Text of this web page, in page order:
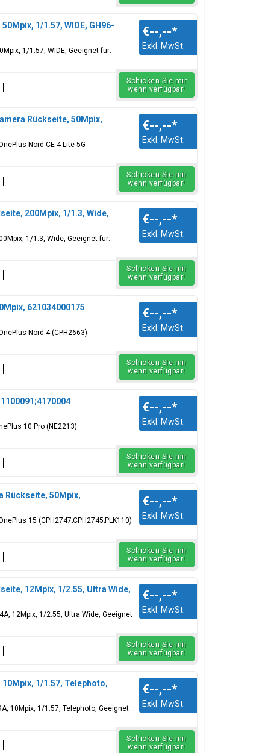
1/1.57, WIDE, GH96-
1/1.57, WIDE, Geeignet für:
€--,--*
Exkl. MwSt.
Schicken Sie mir
wenn verfügbar!
Rückseite, 50Mpix,
Nord CE 4 Lite 5G
€--,--*
Exkl. MwSt.
Schicken Sie mir
wenn verfügbar!
200Mpix, 1/1.3, Wide,
1/1.3, Wide, Geeignet für:
€--,--*
Exkl. MwSt.
Schicken Sie mir
wenn verfügbar!
621034000175
Nord 4 (CPH2663)
€--,--*
Exkl. MwSt.
Schicken Sie mir
wenn verfügbar!
10 Pro (NE2213)
€--,--*
Exkl. MwSt.
Schicken Sie mir
wenn verfügbar!
Rückseite, 50Mpix,
15 (CPH2747;CPH2745;PLK110)
€--,--*
Exkl. MwSt.
Schicken Sie mir
wenn verfügbar!
12Mpix, 1/2.55, Ultra Wide,
12Mpix, 1/2.55, Ultra Wide, Geeignet
€--,--*
Exkl. MwSt.
Schicken Sie mir
wenn verfügbar!
10Mpix, 1/1.57, Telephoto,
10Mpix, 1/1.57, Telephoto, Geeignet
€--,--*
Exkl. MwSt.
Schicken Sie mir
wenn verfügbar!